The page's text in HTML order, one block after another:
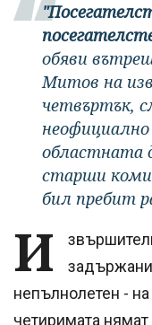
обяви
Митов на
четвъртък,
областната
старши
бил пребит
И
непълнолетен -
четиримата